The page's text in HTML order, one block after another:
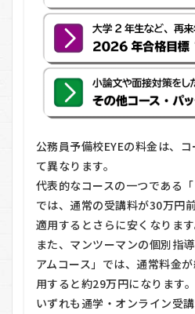
公務員予備校EYEの料金は、
て異なります。
代表的なコースの一つである「
では、通常の受講料が30万円
適用するとさらに安くなります
また、マンツーマンの個別指
アムコース」では、通常料金
用すると約29万円になります。
いずれも通学・オンライン受